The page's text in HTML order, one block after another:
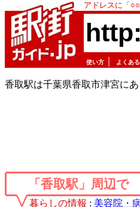
アドレスに「
使い方 よくあ
香取駅は千葉県香取市津宮に
「香取駅」周辺で
暮らしの情報 : 美容院・